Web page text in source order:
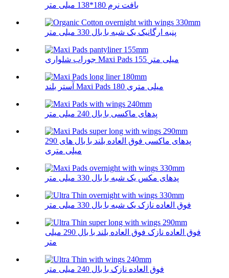
بافت نرم 180*138 میلی متر
پنبه ارگانیک یک شبه با بال 330 میلی متر
جوراب شلواری Maxi Pads 155 میلی متر
آستر بلند Maxi Pads 180 میلی متری
پدهای ماکسی با بال 240 میلی متر
پدهای ماکسی فوق العاده بلند با بال های 290
میلی متری
پدهای مکس یک شبه با بال 330 میلی متر
فوق العاده نازک یک شبه با بال 330 میلی متر
فوق العاده نازک فوق العاده بلند با بال 290 میلی
متر
فوق العاده نازک با بال 240 میلی متر